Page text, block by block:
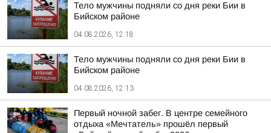
Тело мужчины подняли со дня реки Бии в
Бийском районе
04.08.2026, 12:18
Тело мужчины подняли со дня реки Бии в
Бийском районе
04.08.2026, 12:13
Первый ночной забег. В центре семейного
отдыха «Мечтатель» прошёл первый